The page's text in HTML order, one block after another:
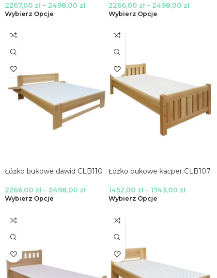
2267,00 zł– 2498,00 zł
Wybierz Opcje
2266,00 zł– 2498,00 zł
Wybierz Opcje
Łóżko bukowe dawid CLB110
2266,00 zł– 2498,00 zł
Wybierz Opcje
Łóżko bukowe kacper CLB107
1452,00 zł– 1743,00 zł
Wybierz Opcje